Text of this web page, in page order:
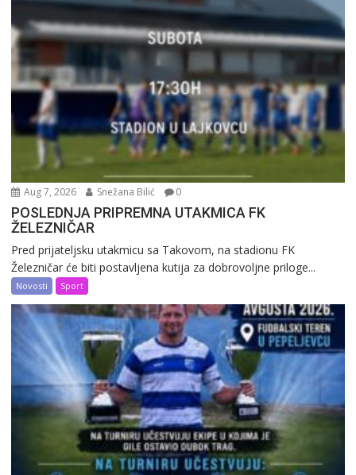
Aug 7, 2026 Snežana Bilić 0
POSLEDNJA PRIPREMNA UTAKMICA FK
ŽELEZNIČAR
Pred prijateljsku utakmicu sa Takovom, na stadionu FK
Železničar će biti postavljena kutija za dobrovoljne priloge...
Novosti Sport